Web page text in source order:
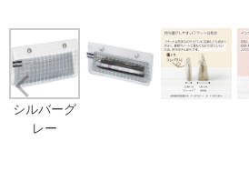
シルバーグ
レー
Prev